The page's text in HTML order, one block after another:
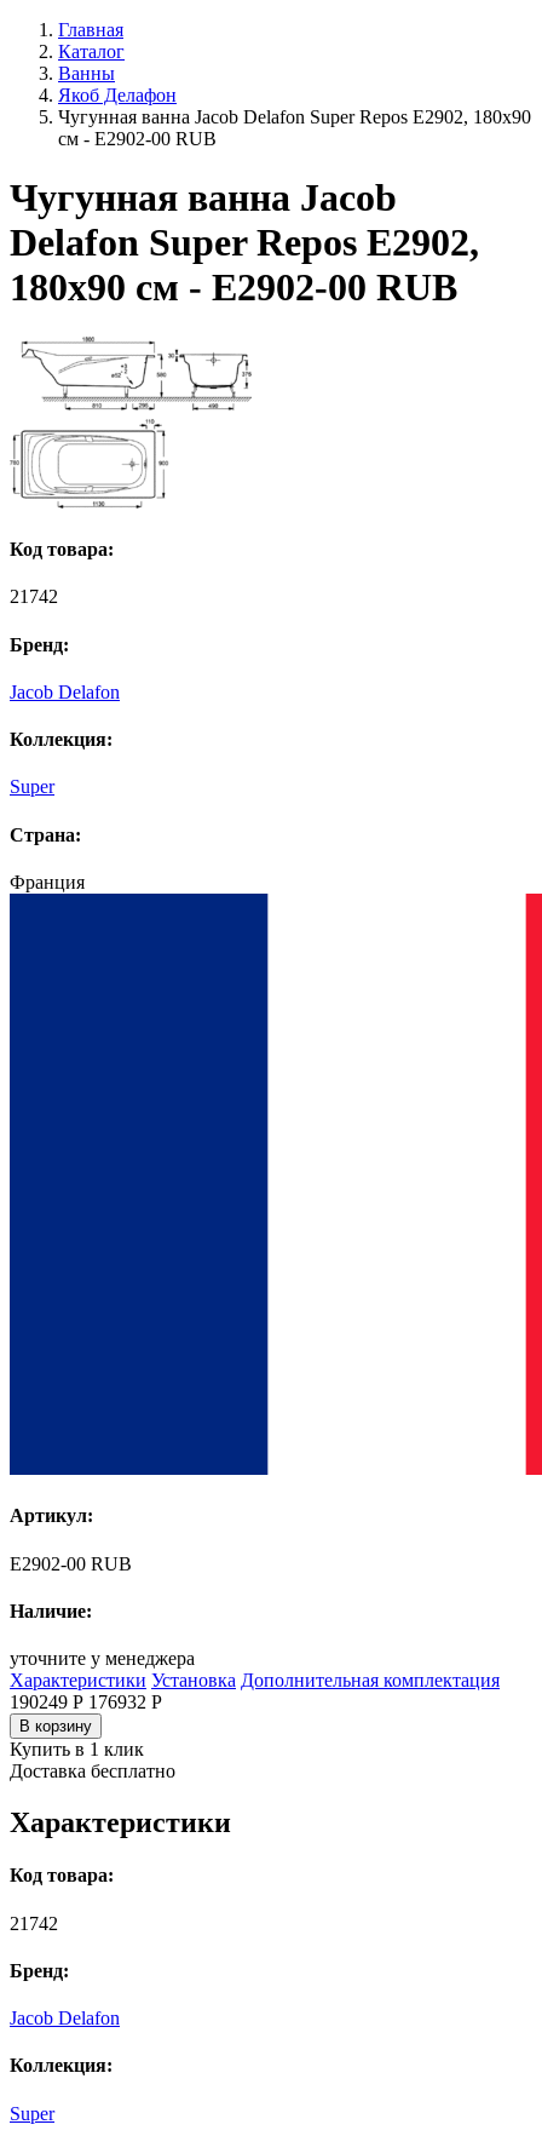
Главная
Каталог
Ванны
Якоб Делафон
Чугунная ванна Jacob Delafon Super Repos E2902, 180х90
см - E2902-00 RUB
Чугунная ванна Jacob
Delafon Super Repos E2902,
180х90 см - E2902-00 RUB
Код товара:
21742
Бренд:
Jacob Delafon
Коллекция:
Super
Страна:
Франция
Артикул:
E2902-00 RUB
Наличие:
уточните у менеджера
Характеристики Установка Дополнительная комплектация
190249 Р 176932 Р
В корзину
Купить в 1 клик
Доставка бесплатно
Характеристики
Код товара:
21742
Бренд:
Jacob Delafon
Коллекция:
Super